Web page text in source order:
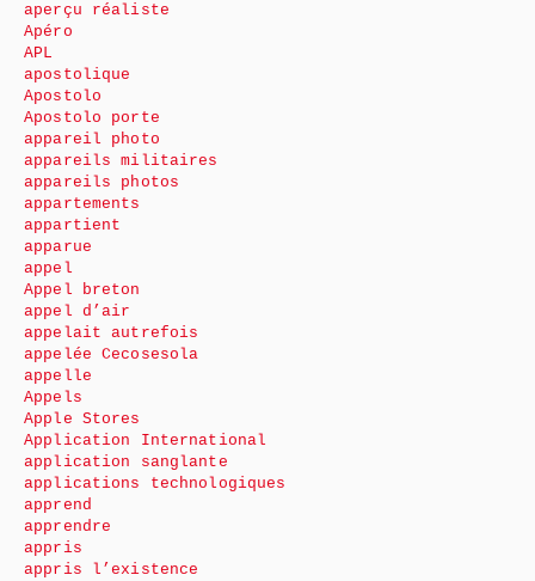
aperçu réaliste
Apéro
APL
apostolique
Apostolo
Apostolo porte
appareil photo
appareils militaires
appareils photos
appartements
appartient
apparue
appel
Appel breton
appel d’air
appelait autrefois
appelée Cecosesola
appelle
Appels
Apple Stores
Application International
application sanglante
applications technologiques
apprend
apprendre
appris
appris l’existence